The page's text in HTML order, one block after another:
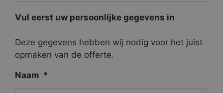
Vul eerst uw persoonlijke gegevens in
Deze gegevens hebben wij nodig voor het juist
opmaken van de offerte.
Naam *